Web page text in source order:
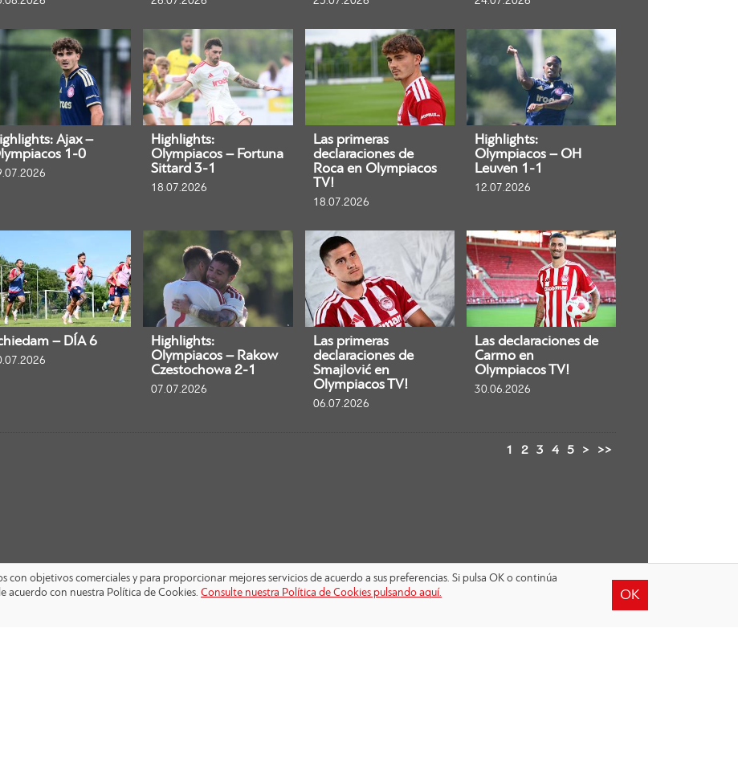
Ajax –
1-0
Highlights:
Olympiacos – Fortuna
Sittard 3-1
18.07.2026
Las primeras
declaraciones de
Roca en Olympiacos
TV!
18.07.2026
Highlights:
Olympiacos – OH
Leuven 1-1
12.07.2026
– DÍA 6
Highlights:
Olympiacos – Rakow
Czestochowa 2-1
07.07.2026
Las primeras
declaraciones de
Smajlović en
Olympiacos TV!
06.07.2026
Las declaraciones de
Carmo en
Olympiacos TV!
30.06.2026
1 2 3 4 5 > >>
con objetivos comerciales y para proporcionar mejores servicios de acuerdo a sus preferencias. Si pulsa OK o continúa
acuerdo con nuestra Política de Cookies. Consulte nuestra Política de Cookies pulsando aquí. OK